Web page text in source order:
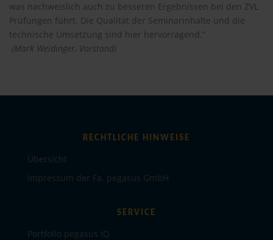
was nachweislich auch zu besseren Ergebnissen bei den ZVL
Prüfungen führt. Die Qualität der Seminarinhalte und die
technische Umsetzung sind hier hervorragend.”
(Mark Weidinger, Vorstand)
RECHTLICHE HINWEISE
Übersicht
Impressum der Fa. pegasus GmbH
SERVICE
Portfolio pegasus IQ